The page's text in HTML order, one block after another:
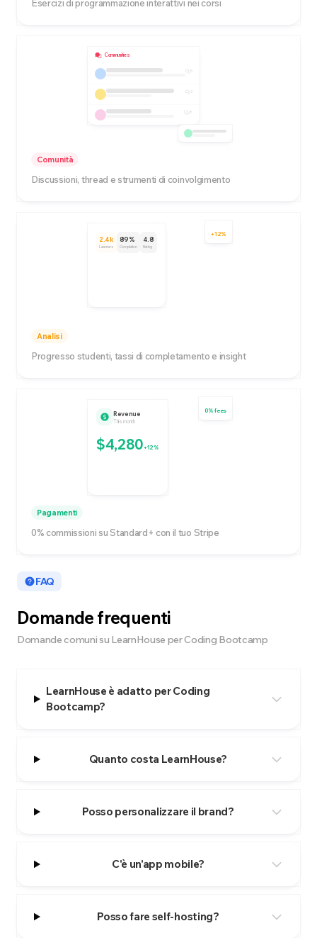
Esercizi di programmazione interattivi nei corsi
Communities
5
3
8
Comunità
Discussioni, thread e strumenti di coinvolgimento
2.4k
Learners
89%
Completion
4.8
Rating
+12%
Analisi
Progresso studenti, tassi di completamento e insight
Revenue
This month
$4,280+12%
0% fees
Pagamenti
0% commissioni su Standard+ con il tuo Stripe
FAQ
Domande frequenti
Domande comuni su LearnHouse per Coding Bootcamp
LearnHouse è adatto per Coding
Bootcamp?
Quanto costa LearnHouse?
Posso personalizzare il brand?
C'è un'app mobile?
Posso fare self-hosting?